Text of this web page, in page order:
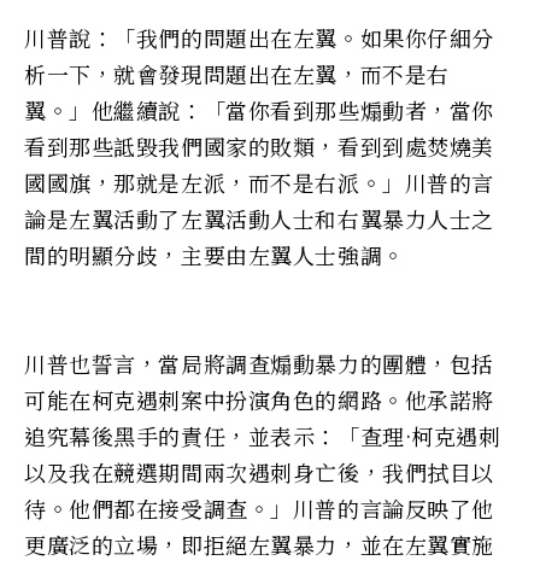
川普說：「我們的問題出在左翼。如果你仔細分
析一下，就會發現問題出在左翼，而不是右
翼。」他繼續說：「當你看到那些煽動者，當你
看到那些詆毀我們國家的敗類，看到到處焚燒美
國國旗，那就是左派，而不是右派。」川普的言
論是左翼活動了左翼活動人士和右翼暴力人士之
間的明顯分歧，主要由左翼人士強調。
川普也誓言，當局將調查煽動暴力的團體，包括
可能在柯克遇刺案中扮演角色的網路。他承諾將
追究幕後黑手的責任，並表示：「查理·柯克遇刺
以及我在競選期間兩次遇刺身亡後，我們拭目以
待。他們都在接受調查。」川普的言論反映了他
更廣泛的立場，即拒絕左翼暴力，並在左翼實施